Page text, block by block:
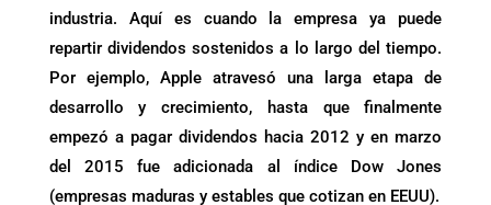
industria. Aquí es cuando la empresa ya puede
repartir dividendos sostenidos a lo largo del tiempo.
Por ejemplo, Apple atravesó una larga etapa de
desarrollo y crecimiento, hasta que finalmente
empezó a pagar dividendos hacia 2012 y en marzo
del 2015 fue adicionada al índice Dow Jones
(empresas maduras y estables que cotizan en EEUU).